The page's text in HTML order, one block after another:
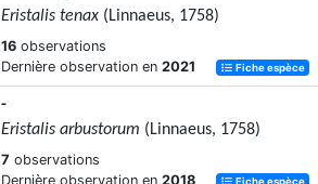
Eristalis tenax (Linnaeus, 1758)
16 observations
Dernière observation en 2021 Fiche espèce
-
Eristalis arbustorum (Linnaeus, 1758)
7 observations
Dernière observation en 2018 Fiche espèce